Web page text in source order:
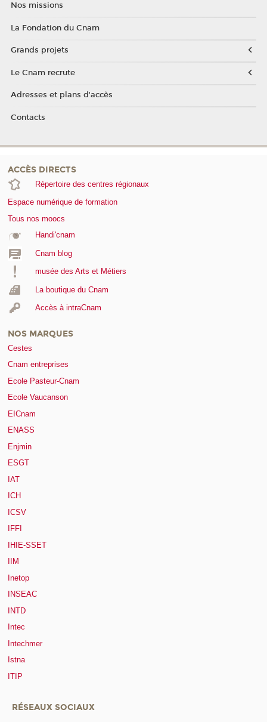
Nos missions
La Fondation du Cnam
Grands projets
Le Cnam recrute
Adresses et plans d'accès
Contacts
ACCÈS DIRECTS
Répertoire des centres régionaux
Espace numérique de formation
Tous nos moocs
Handi'cnam
Cnam blog
musée des Arts et Métiers
La boutique du Cnam
Accès à intraCnam
NOS MARQUES
Cestes
Cnam entreprises
Ecole Pasteur-Cnam
Ecole Vaucanson
EICnam
ENASS
Enjmin
ESGT
IAT
ICH
ICSV
IFFI
IHIE-SSET
IIM
Inetop
INSEAC
INTD
Intec
Intechmer
Istna
ITIP
RÉSEAUX SOCIAUX